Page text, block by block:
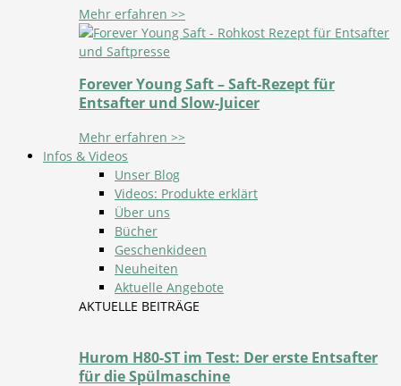
Mehr erfahren >>
Forever Young Saft – Saft-Rezept für
Entsafter und Slow-Juicer
Mehr erfahren >>
Infos & Videos
Unser Blog
Videos: Produkte erklärt
Über uns
Bücher
Geschenkideen
Neuheiten
Aktuelle Angebote
AKTUELLE BEITRÄGE
Hurom H80-ST im Test: Der erste Entsafter
für die Spülmaschine